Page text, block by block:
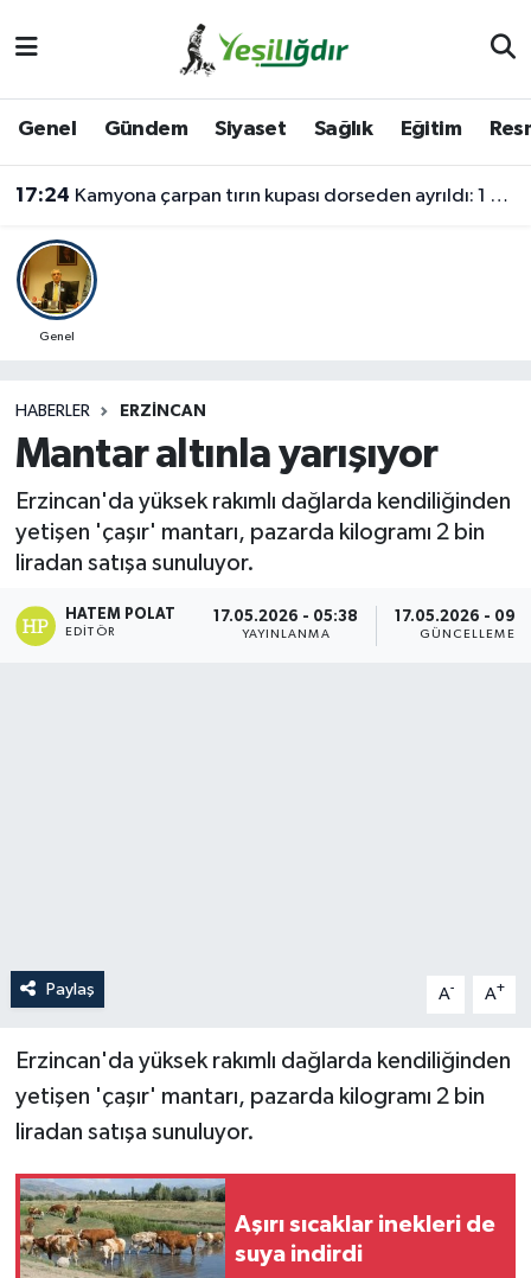
Genel Gündem Siyaset Sağlık Eğitim
17:24 Kamyona çarpan tırın kupası dorseden ayrıldı: 1 ağır yaralı
Genel
HABERLER ERZINCAN
Mantar altınla yarışıyor
Erzincan'da yüksek rakımlı dağlarda kendiliğinden
yetişen 'çaşır' mantarı, pazarda kilogramı 2 bin
liradan satışa sunuluyor.
HATEM POLAT
EDITÖR
17.05.2026 - 05:38
YAYINLANMA
17.05.2026 -
GÜNCELLEME
Paylaş A- A+
Erzincan'da yüksek rakımlı dağlarda kendiliğinden
yetişen 'çaşır' mantarı, pazarda kilogramı 2 bin
liradan satışa sunuluyor.
Aşırı sıcaklar inekleri de
suya indirdi
İğdir Namaz Vakitleri
Iğdır Trafik Yoğunluk Haritası
Süper Lig Puan Durumu ve Fikstür
Son Dakika Haberleri
Haber Arşivi